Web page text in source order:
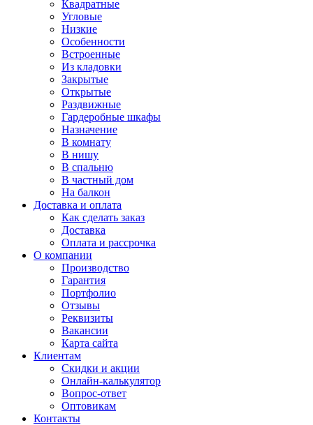
Квадратные
Угловые
Низкие
Особенности
Встроенные
Из кладовки
Закрытые
Открытые
Раздвижные
Гардеробные шкафы
Назначение
В комнату
В нишу
В спальню
В частный дом
На балкон
Доставка и оплата
Как сделать заказ
Доставка
Оплата и рассрочка
О компании
Производство
Гарантия
Портфолио
Отзывы
Реквизиты
Вакансии
Карта сайта
Клиентам
Скидки и акции
Онлайн-калькулятор
Вопрос-ответ
Оптовикам
Контакты